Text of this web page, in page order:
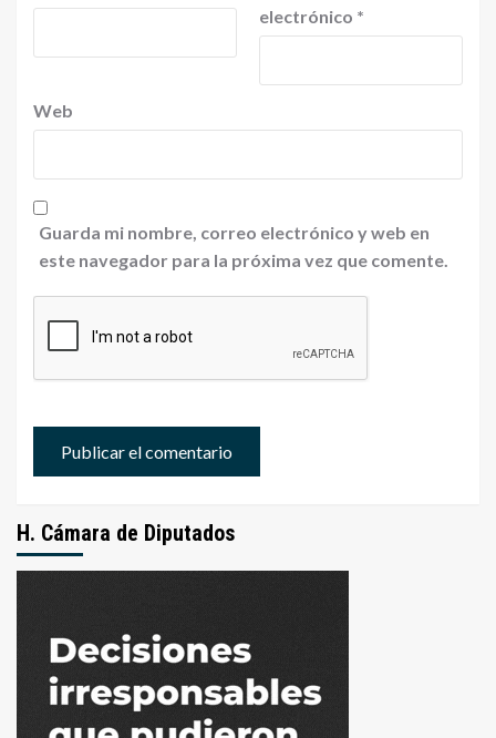
electrónico *
Web
Guarda mi nombre, correo electrónico y web en
este navegador para la próxima vez que comente.
H. Cámara de Diputados